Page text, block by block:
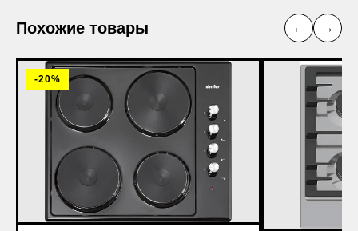
Похожие товары ← →
-20%